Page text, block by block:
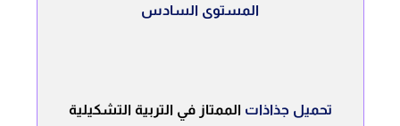
المستوى السادس
تحميل جذاذات الممتاز في التربية التشكيلية